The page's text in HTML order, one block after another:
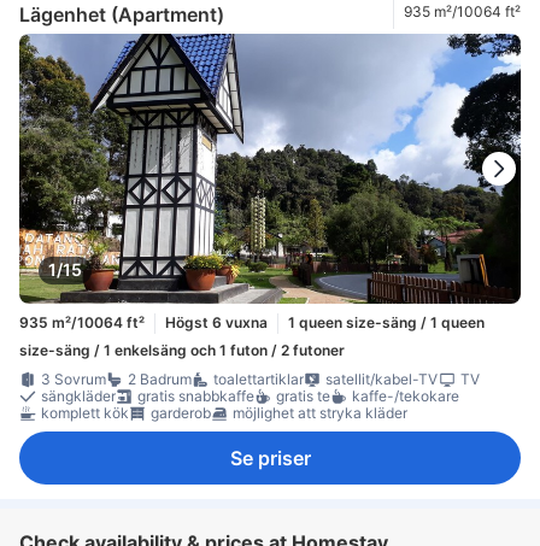
Lägenhet (Apartment) 935 m²/10064 ft²
1/15
935 m²/10064 ft² Högst 6 vuxna
1 queen size-säng / 1 queen
size-säng / 1 enkelsäng och 1 futon / 2 futoner
3 Sovrum
2 Badrum toalettartiklar satellit/kabel-TV
TV
sängkläder
gratis snabbkaffe gratis te
kaffe-/tekokare
komplett kök
garderob möjlighet att stryka kläder
Se priser